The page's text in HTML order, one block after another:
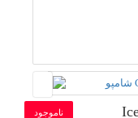
ناموجود